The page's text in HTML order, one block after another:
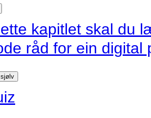
kapitlet skal du
råd for ein digital